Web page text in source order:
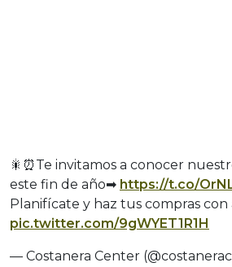
🎇⏰Te invitamos a conocer
este fin de año➡ https://t.co/
Planifícate y haz tus compras con
pic.twitter.com/9gWYET1R1H
— Costanera Center